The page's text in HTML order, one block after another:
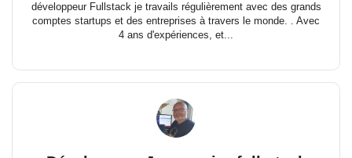
développeur Fullstack je travails régulièrement avec des grands
comptes startups et des entreprises à travers le monde. . Avec
4 ans d'expériences, et...